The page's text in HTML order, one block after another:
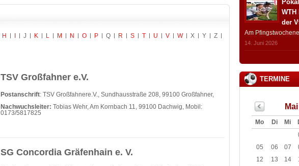
H J K L M N O P Q R S T U V W X Y Z
TSV Großfahner e.V.
Postanschrift: TSV Großfahnere.V., Sundhausstraße 208, 99100 Großfahner,
Nachwuchsleiter: Tobias Wehr, Am Kornbach 11, 99100 Dachwig, Mobil:
0173/5817825
SG Concordia Gräfenhain e. V.
WTH
der
Am
14. Juni 2026
TERMINE
Mo Di Mi
05
06 07
12
13 14